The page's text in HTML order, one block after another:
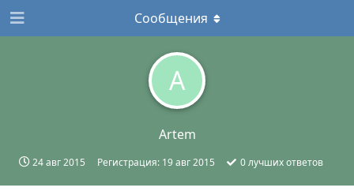
A
Artem
24 авг 2015 Регистрация: 19 авг 2015 0лучших ответов
Сообщения